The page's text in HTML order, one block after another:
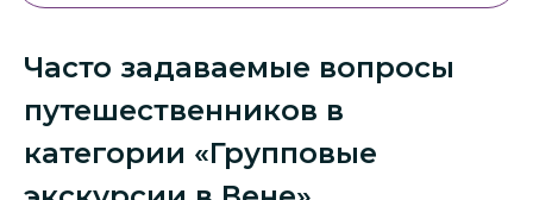
Часто задаваемые вопросы
путешественников в
категории «Групповые